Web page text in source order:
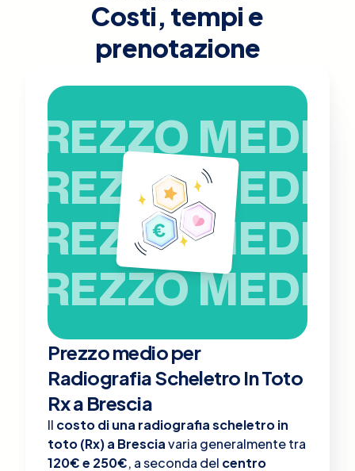
Costi, tempi e
prenotazione
PREZZO MEDIO
PREZZO MEDIO
PREZZO MEDIO
PREZZO MEDIO
Prezzo medio per
Radiografia Scheletro In Toto
Rx a Brescia
Il costo di una radiografia scheletro in
toto (Rx) a Bresciavaria generalmente tra
120€ e 250€, a seconda del centro